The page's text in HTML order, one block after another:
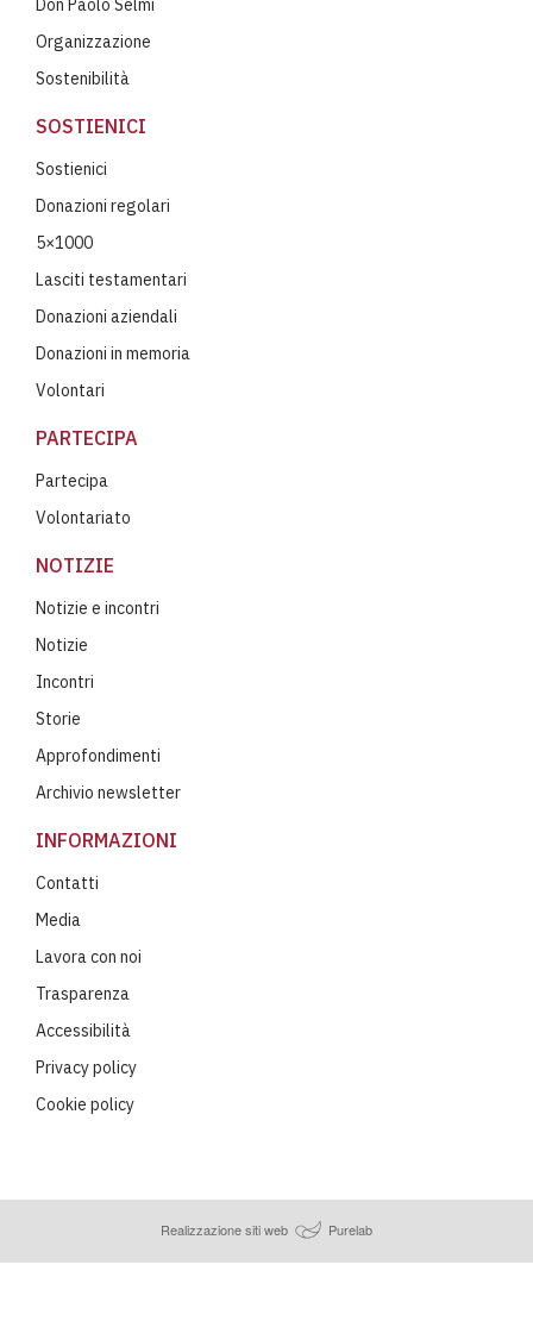
Organizzazione
Sostenibilità
SOSTIENICI
Sostienici
Donazioni regolari
5×1000
Lasciti testamentari
Donazioni aziendali
Donazioni in memoria
Volontari
PARTECIPA
Partecipa
Volontariato
NOTIZIE
Notizie e incontri
Notizie
Incontri
Storie
Approfondimenti
Archivio newsletter
INFORMAZIONI
Contatti
Media
Lavora con noi
Trasparenza
Accessibilità
Privacy policy
Cookie policy
Realizzazione siti web Purelab